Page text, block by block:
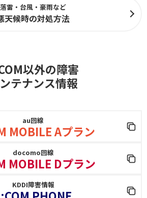
落雷・台風・豪雨など
天候時の対処方法
以外の障害
テナンス情報
au回線
MOBILE Aプラン
docomo回線
MOBILE Dプラン
KDDI障害情報